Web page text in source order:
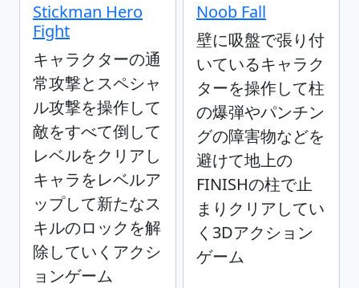
Stickman Hero
Fight
キャラクターの通
常攻撃とスペシャ
ル攻撃を操作して
敵をすべて倒して
レベルをクリアし
キャラをレベルア
ップして新たなス
キルのロックを解
除していくアクシ
ョンゲーム
Noob Fall
壁に吸盤で張り付
いているキャラク
ターを操作して柱
の爆弾やパンチン
グの障害物などを
避けて地上の
FINISHの柱で止
まりクリアしてい
く3Dアクション
ゲーム